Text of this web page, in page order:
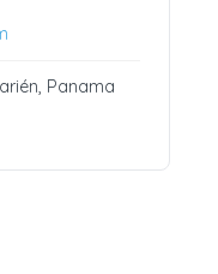
Panama